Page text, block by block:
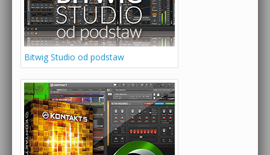
Bitwig Studio od podstaw